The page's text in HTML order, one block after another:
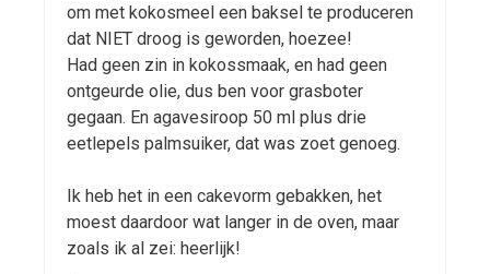
om met kokosmeel een baksel te produceren
dat NIET droog is geworden, hoezee!
Had geen zin in kokossmaak, en had geen
ontgeurde olie, dus ben voor grasboter
gegaan. En agavesiroop 50 ml plus drie
eetlepels palmsuiker, dat was zoet genoeg.
Ik heb het in een cakevorm gebakken, het
moest daardoor wat langer in de oven, maar
zoals ik al zei: heerlijk!